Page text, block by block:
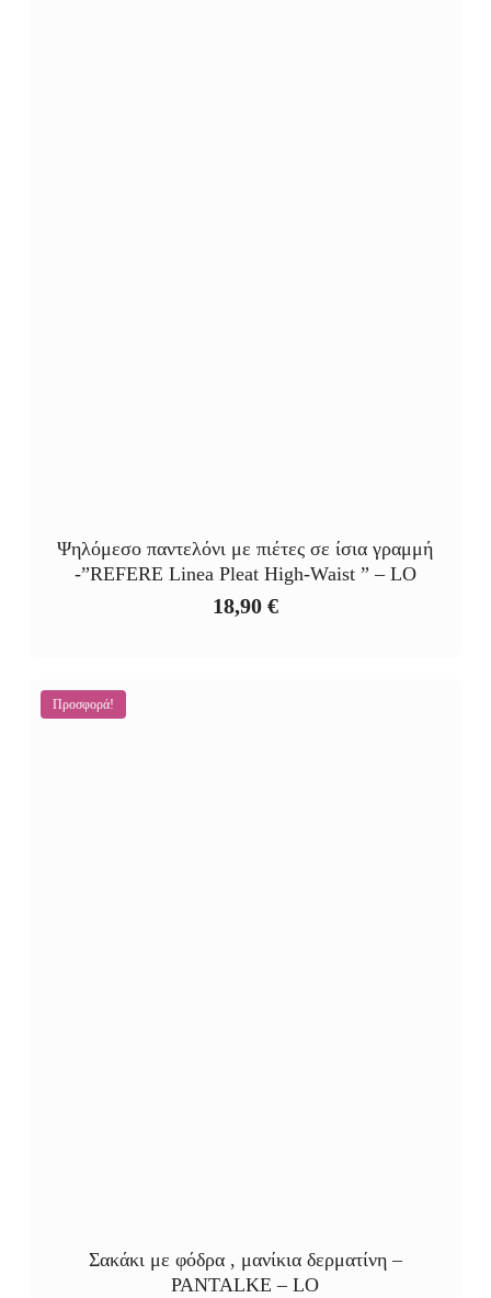
Ψηλόμεσο παντελόνι με πιέτες σε ίσια γραμμή
-”REFERE Linea Pleat High‑Waist ” – LO
18,90 €
Προσφορά!
Σακάκι με φόδρα , μανίκια δερματίνη –
PANTALKE – LO